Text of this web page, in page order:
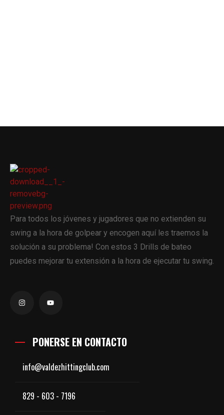
Para todos los jóvenes y jugadores que no extienden su
swing a la hora de golpear y encogen aquí les traemos la
solución a su problema! Con estos 3 Drills de bateo
puedes mejorar tu extensión a la hora de ejecutar tu swing.
PONERSE EN CONTACTO
info@valdezhittingclub.com
829 - 603 - 7196